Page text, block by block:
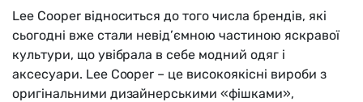
Lee Cooper відноситься до того числа брендів, які
сьогодні вже стали невід’ємною частиною яскравої
культури, що увібрала в себе модний одяг і
аксесуари. Lee Cooper – це високоякісні вироби з
оригінальними дизайнерськими «фішками»,